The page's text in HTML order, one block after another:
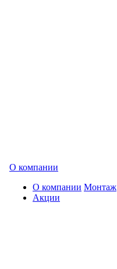
О компании
О компании
Акции
Монтаж